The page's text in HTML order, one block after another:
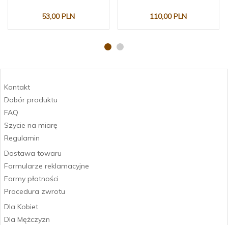
53,00 PLN 110,00 PLN
Kontakt
Dobór produktu
FAQ
Szycie na miarę
Regulamin
Dostawa towaru
Formularze reklamacyjne
Formy płatności
Procedura zwrotu
Dla Kobiet
Dla Mężczyzn